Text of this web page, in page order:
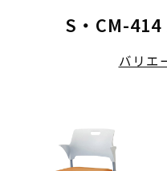
S・CM-
バリエ